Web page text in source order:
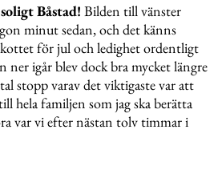
Båstad! Bilden till vänster
minut sedan, och det känns
för jul och ledighet ordentligt
ner igår blev dock bra mycket längre
stopp varav det viktigaste var att
hela familjen som jag ska berätta
var vi efter nästan tolv timmar i